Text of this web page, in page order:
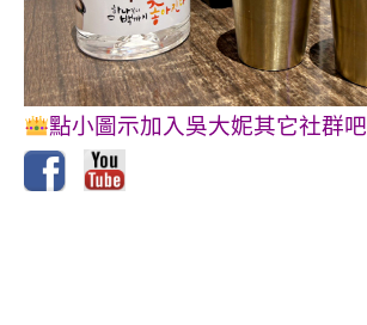
點小圖示加入吳大妮其它社群吧